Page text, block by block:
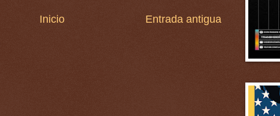
Entrada antigua
Inicio